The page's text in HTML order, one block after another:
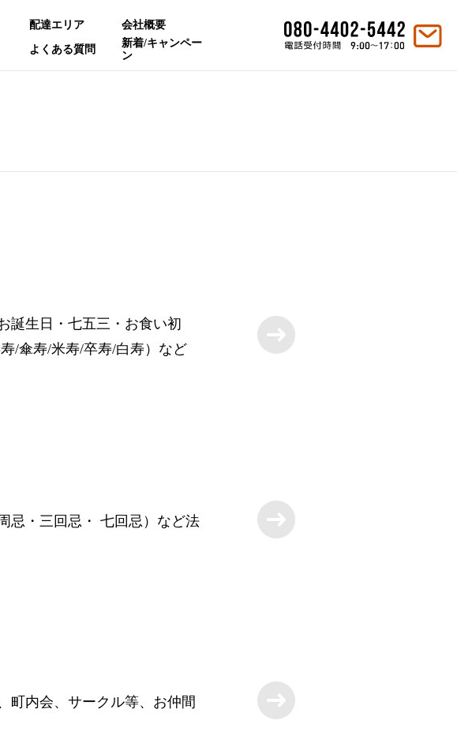
配達エリア 会社概要
よくある質問
新着/キャンペー
ン
誕生日・七五三・お食い初
/傘寿/米寿/卒寿/白寿）など
忌・三回忌・ 七回忌）など法
町内会、サークル等、お仲間